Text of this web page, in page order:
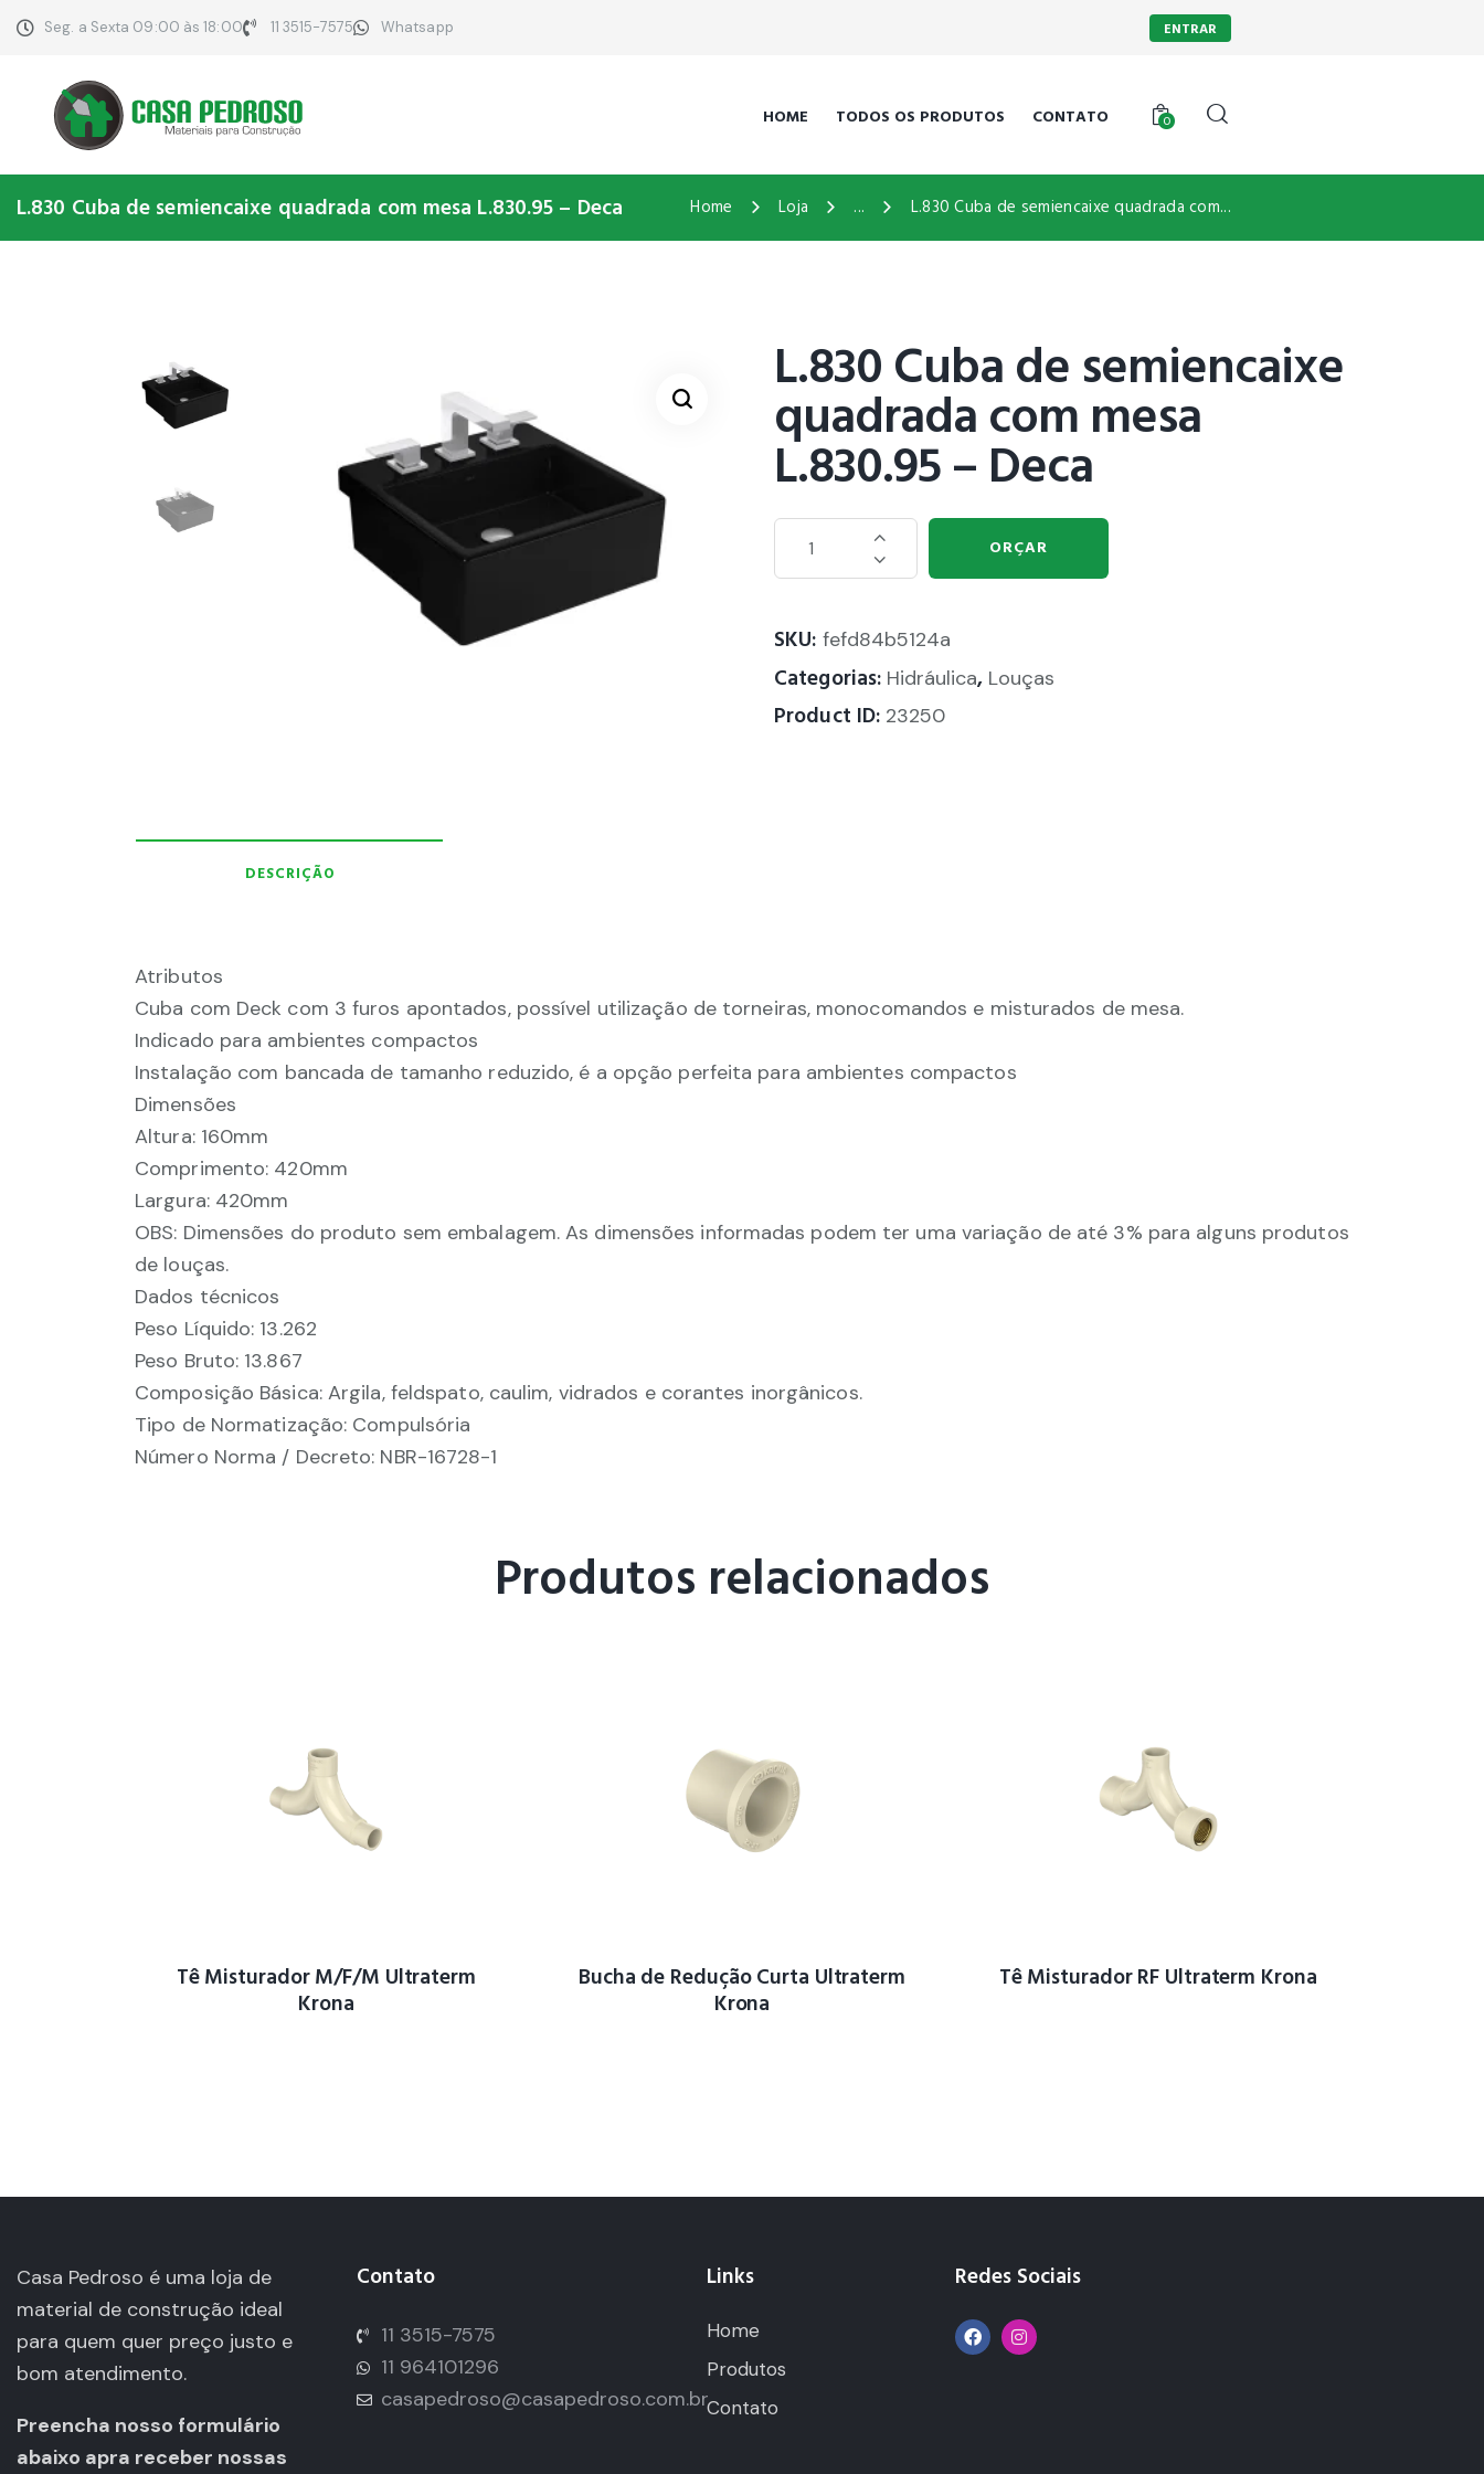
Seg. a Sexta 09:00 às 18:00 11 3515-7575 Whatsapp ENTRAR
HOME TODOS OS PRODUTOS CONTATO 0
L.830 Cuba de semiencaixe quadrada com mesa L.830.95 – Deca Home Loja ... L.830 Cuba de semiencaixe quadrada com...
L.830 Cuba de semiencaixe
quadrada com mesa
L.830.95 – Deca
ORÇAR
SKU: fefd84b5124a
Categorias: Hidráulica, Louças
Product ID: 23250
DESCRIÇÃO
Atributos
Cuba com Deck com 3 furos apontados, possível utilização de torneiras, monocomandos e misturados de mesa.
Indicado para ambientes compactos
Instalação com bancada de tamanho reduzido, é a opção perfeita para ambientes compactos
Dimensões
Altura: 160mm
Comprimento: 420mm
Largura: 420mm
OBS: Dimensões do produto sem embalagem. As dimensões informadas podem ter uma variação de até 3% para alguns produtos
de louças.
Dados técnicos
Peso Líquido: 13.262
Peso Bruto: 13.867
Composição Básica: Argila, feldspato, caulim, vidrados e corantes inorgânicos.
Tipo de Normatização: Compulsória
Número Norma / Decreto: NBR-16728-1
Produtos relacionados
Tê Misturador M/F/M Ultraterm
Krona
Bucha de Redução Curta Ultraterm
Krona
Tê Misturador RF Ultraterm Krona
Casa Pedroso é uma loja de
material de construção ideal
para quem quer preço justo e
bom atendimento.
Preencha nosso formulário
abaixo apra receber nossas
Contato
11 3515-7575
11 964101296
casapedroso@casapedroso.com.br
Links
Home
Produtos
Contato
Redes Sociais